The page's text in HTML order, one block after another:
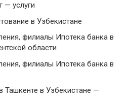
— услуги
в Узбекистане
филиалы Ипотека банка в
области
филиалы Ипотека банка в
Ташкенте в Узбекистане —